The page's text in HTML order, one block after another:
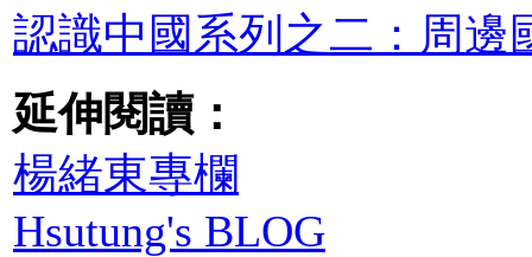
認識中國系列之二：周邊
延伸閱讀：
楊緒東專欄
Hsutung's BLOG